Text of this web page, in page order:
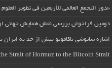
«دور التجمع العالمي للأربعين في تطوير العلوم
دومین فراخوان بررسی نقش همایش جهانی
اشاره ساتوشی ناکاموتو بیش از حد به
Strait of Hormuz to the Bitcoin Strait